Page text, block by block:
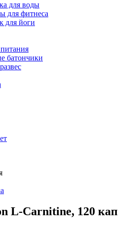
для воды
для фитнеса
для йоги
батончики
L-Carnitine, 120 кап